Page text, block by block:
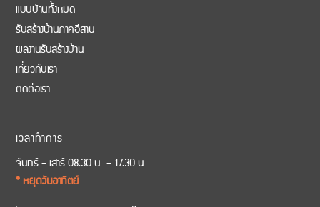
แบบบ้านทั้งหมด
รับสร้างบ้านภาคอีสาน
ผลงานรับสร้างบ้าน
เกี่ยวกับเรา
ติดต่อเรา
เวลาทำการ
จันทร์ – เสาร์ 08:30 น. – 17:30 น.
* หยุดวันอาทิตย์